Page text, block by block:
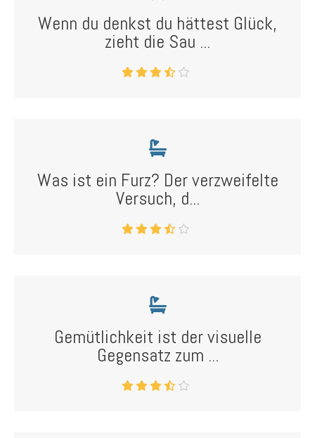
Wenn du denkst du hättest Glück,
zieht die Sau ...
Was ist ein Furz? Der verzweifelte
Versuch, d...
Gemütlichkeit ist der visuelle
Gegensatz zum ...